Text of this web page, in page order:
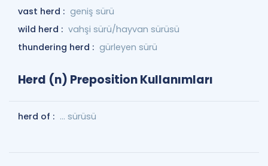
vast herd : geniş sürü
wild herd : vahşi sürü/hayvan sürüsü
thundering herd : gürleyen sürü
Herd (n) Preposition Kullanımları
herd of : ... sürüsü